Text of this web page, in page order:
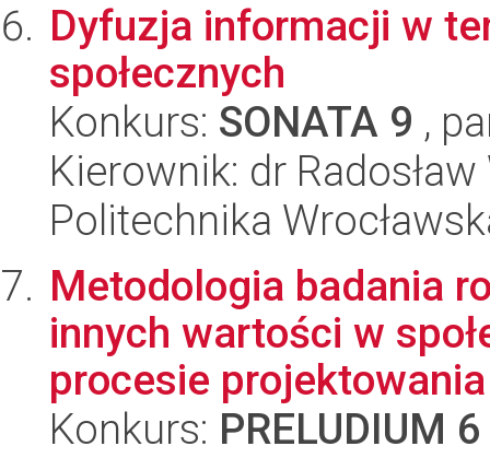
Dyfuzja informacji w
społecznych
Konkurs: SONATA 9 ,
Kierownik: dr
Politechnika
Metodologia badania
innych wartości w
procesie projektowania
Konkurs: PRELUDIUM 6